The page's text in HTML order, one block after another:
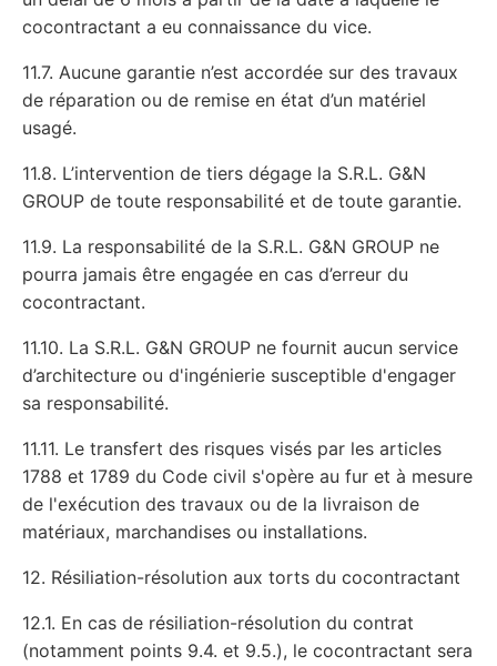
cocontractant a eu connaissance du vice.
11.7. Aucune garantie n’est accordée sur des travaux
de réparation ou de remise en état d’un matériel
usagé.
11.8. L’intervention de tiers dégage la S.R.L. G&N
GROUP de toute responsabilité et de toute garantie.
11.9. La responsabilité de la S.R.L. G&N GROUP ne
pourra jamais être engagée en cas d’erreur du
cocontractant.
11.10. La S.R.L. G&N GROUP ne fournit aucun service
d’architecture ou d'ingénierie susceptible d'engager
sa responsabilité.
11.11. Le transfert des risques visés par les articles
1788 et 1789 du Code civil s'opère au fur et à mesure
de l'exécution des travaux ou de la livraison de
matériaux, marchandises ou installations.
12. Résiliation-résolution aux torts du cocontractant
12.1. En cas de résiliation-résolution du contrat
(notamment points 9.4. et 9.5.), le cocontractant sera